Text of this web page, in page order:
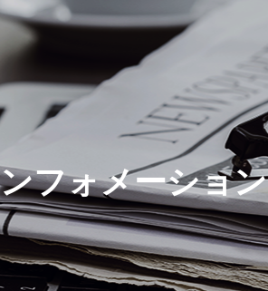
フォメーション